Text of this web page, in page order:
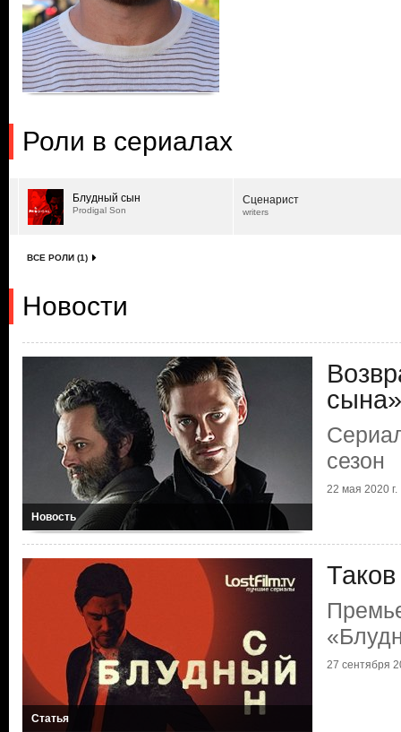
Роли в сериалах
Блудный сын
Prodigal Son
Сценарист
writers
ВСЕ РОЛИ (1)
Новости
Новость
сына»
сезон
22 мая 2020 г.
Статья
27 сентября